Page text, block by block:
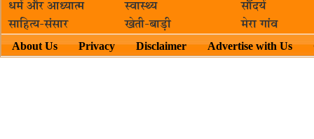
धर्म और आध्यात्म
स्वास्थ्य
सौंदर्य
साहित्य-संसार
खेती-बाड़ी मेरा गांव
About Us Privacy Disclaimer Advertise with Us